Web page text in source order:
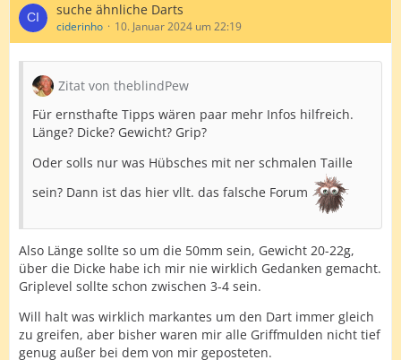
suche ähnliche Darts
ciderinho 10. Januar 2024 um 22:19
Zitat von theblindPew
Für ernsthafte Tipps wären paar mehr Infos hilfreich.
Länge? Dicke? Gewicht? Grip?
Oder solls nur was Hübsches mit ner schmalen Taille
sein? Dann ist das hier vllt. das falsche Forum
Also Länge sollte so um die 50mm sein, Gewicht 20-22g,
über die Dicke habe ich mir nie wirklich Gedanken gemacht.
Griplevel sollte schon zwischen 3-4 sein.
Will halt was wirklich markantes um den Dart immer gleich
zu greifen, aber bisher waren mir alle Griffmulden nicht tief
genug außer bei dem von mir geposteten.